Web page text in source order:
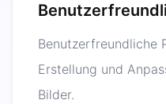
Benutzerfreundliche
Erstellung und
Bilder.